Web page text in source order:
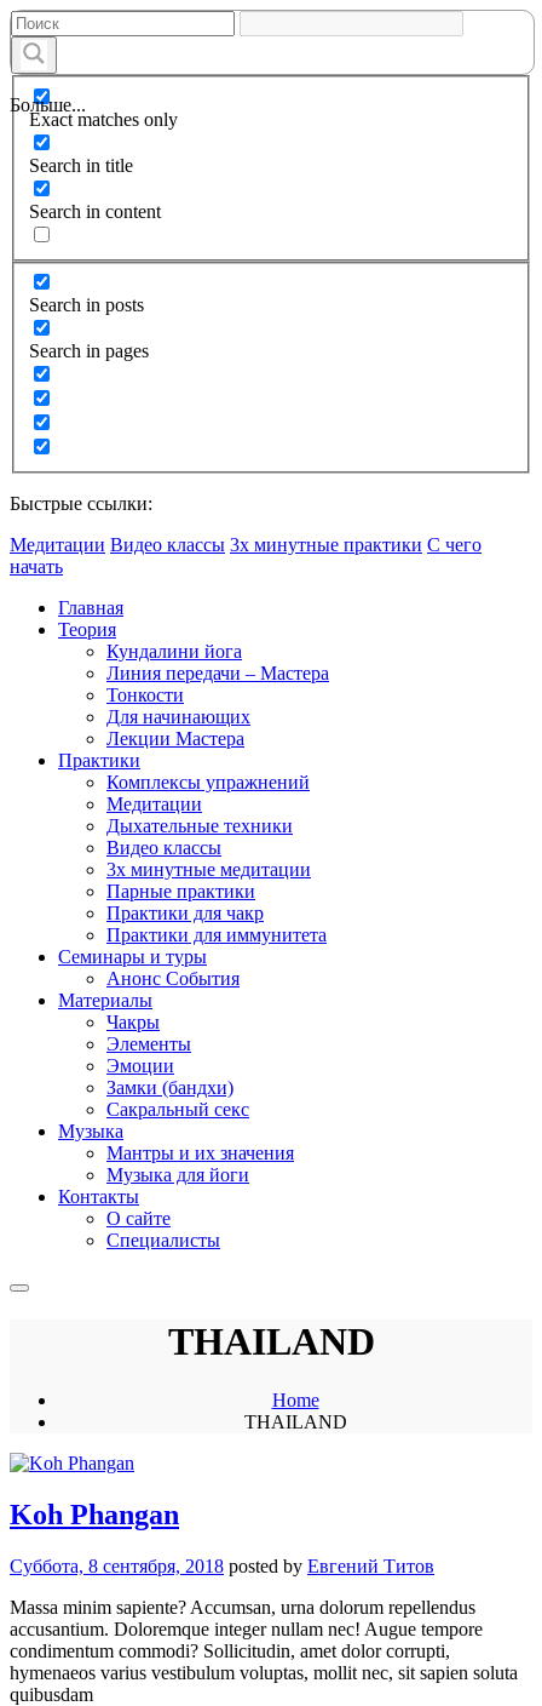
Больше...
Exact matches only
Search in title
Search in content
Search in posts
Search in pages
Быстрые ссылки:
Медитации Видео классы 3х минутные практики С чего
начать
Главная
Теория
Кундалини йога
Линия передачи – Мастера
Тонкости
Для начинающих
Лекции Мастера
Практики
Комплексы упражнений
Медитации
Дыхательные техники
Видео классы
3х минутные медитации
Парные практики
Практики для чакр
Практики для иммунитета
Семинары и туры
Анонс События
Материалы
Чакры
Элементы
Эмоции
Замки (бандхи)
Сакральный секс
Музыка
Мантры и их значения
Музыка для йоги
Контакты
О сайте
Специалисты
THAILAND
Home
THAILAND
Koh Phangan
Суббота, 8 сентября, 2018 posted by Евгений Титов
Massa minim sapiente? Accumsan, urna dolorum repellendus
accusantium. Doloremque integer nullam nec! Augue tempore
condimentum commodi? Sollicitudin, amet dolor corrupti,
hymenaeos varius vestibulum voluptas, mollit nec, sit sapien soluta
quibusdam